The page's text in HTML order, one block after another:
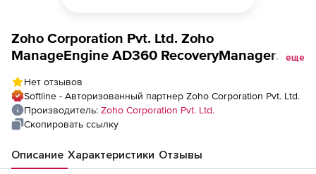
Zoho Corporation Pvt. Ltd. Zoho
ManageEngine AD360 RecoveryManager
Perpetual Model Annual), fee for 3000
Exchange / Office365 Mailboxes
еще
Нет отзывов
Softline - Авторизованный партнер Zoho Corporation Pvt. Ltd.
Производитель: Zoho Corporation Pvt. Ltd.
Скопировать ссылку
Описание Характеристики Отзывы